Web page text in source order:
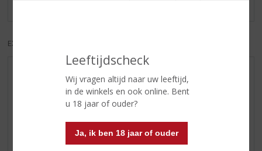
Leeftijdscheck
Wij vragen altijd naar uw leeftijd,
in de winkels en ook online. Bent
u 18 jaar of ouder?
Ja, ik ben 18 jaar of ouder
Er zijn nog geen reviews geplaatst voor dit product
EXCL. BTW
AANBIEDINGEN
WIJN VAN DE MAAND
WHISKY VAN DE MAAND
BIER VAN DE MAAND